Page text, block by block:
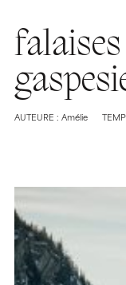
AUTEURE : Amélie